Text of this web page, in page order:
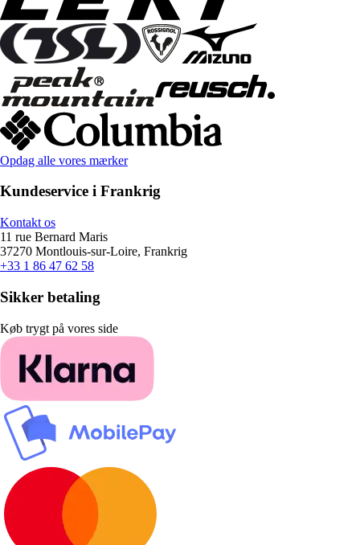
Opdag alle vores mærker
Kundeservice i Frankrig
Kontakt os
11 rue Bernard Maris
37270 Montlouis-sur-Loire, Frankrig
+33 1 86 47 62 58
Sikker betaling
Køb trygt på vores side